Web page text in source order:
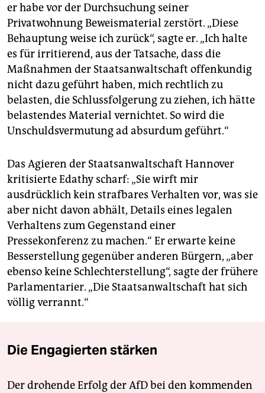
er habe vor der Durchsuchung seiner
Privatwohnung Beweismaterial zerstört. „Diese
Behauptung weise ich zurück“, sagte er. „Ich halte
es für irritierend, aus der Tatsache, dass die
Maßnahmen der Staatsanwaltschaft offenkundig
nicht dazu geführt haben, mich rechtlich zu
belasten, die Schlussfolgerung zu ziehen, ich hätte
belastendes Material vernichtet. So wird die
Unschuldsvermutung ad absurdum geführt.“
Das Agieren der Staatsanwaltschaft Hannover
kritisierte Edathy scharf: „Sie wirft mir
ausdrücklich kein strafbares Verhalten vor, was sie
aber nicht davon abhält, Details eines legalen
Verhaltens zum Gegenstand einer
Pressekonferenz zu machen.“ Er erwarte keine
Besserstellung gegenüber anderen Bürgern, „aber
ebenso keine Schlechterstellung“, sagte der frühere
Parlamentarier. „Die Staatsanwaltschaft hat sich
völlig verrannt.“
Die Engagierten stärken
Der drohende Erfolg der AfD bei den kommenden